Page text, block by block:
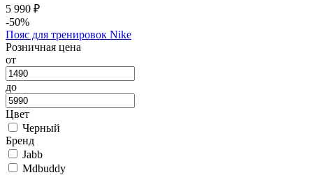
5 990 ₽
-50%
Пояс для тренировок Nike
Розничная цена
от
до
Цвет
Черный
Бренд
Jabb
Mdbuddy